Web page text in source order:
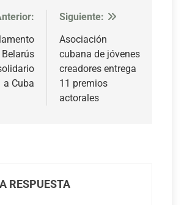
Belarús
a Cuba
Siguiente:
Asociación
cubana de jóvenes
creadores entrega
11 premios
actorales
RESPUESTA